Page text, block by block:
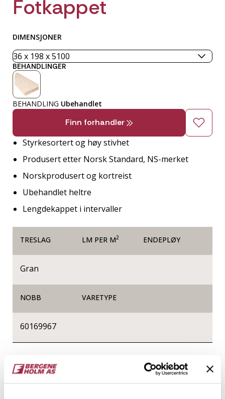
Fotkappet
DIMENSJONER
BEHANDLINGER
BEHANDLING Ubehandlet
Finn forhandler
Styrkesortert og høy stivhet
Produsert etter Norsk Standard, NS-merket
Norskprodusert og kortreist
Ubehandlet heltre
Lengdekappet i intervaller
TRESLAG LM PER M2 ENDEPLØY
Gran
NOBB VARETYPE
60169967
Produktinformasjon
Konstruksjonsvirke, ofte kalt K-virke, er sortert med